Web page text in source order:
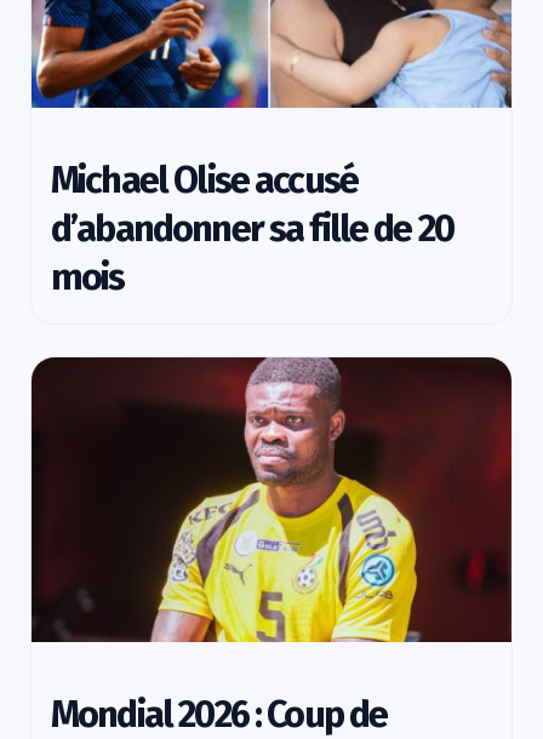
Michael Olise accusé
d’abandonner sa fille de 20
mois
Mondial 2026 : Coup de